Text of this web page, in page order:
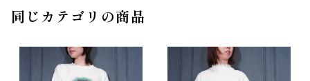
同じカテゴリの商品